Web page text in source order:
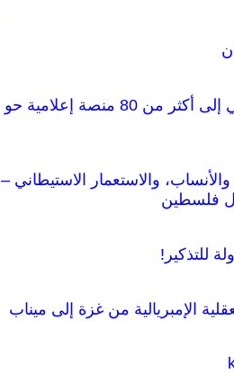
صدى دولي لكتاباتي: من إحدى أبرز مفكرات اليسار الإيطالي إلى أكثر من 80 منصة إعلامية حو
والاستعمار الاستيطاني –
فلسطين
للتذكير!
الإمبريالية من غزة إلى ميناب